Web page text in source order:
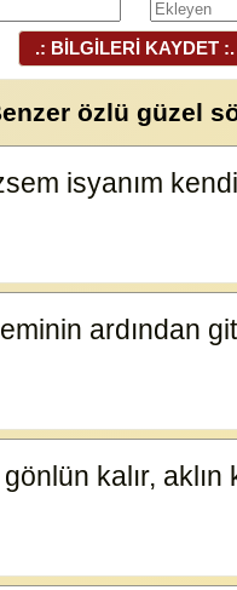
.: BİLGİLERİ KAYDET :.
özlü güzel
isyanım
ardından
kalır, aklın